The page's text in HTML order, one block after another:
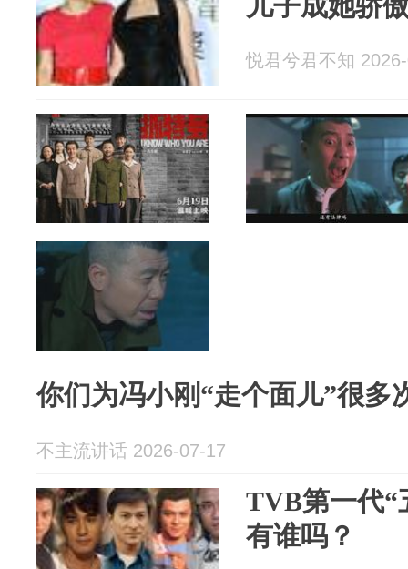
悦君兮君不知
你们为冯小刚“走个面儿”很多
不主流讲话 2026-07-17
TVB第一代“
有谁吗？